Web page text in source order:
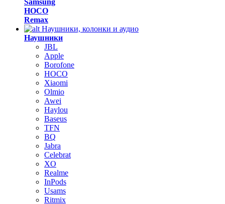
Samsung
HOCO
Remax
Наушники, колонки и аудио
Наушники
JBL
Apple
Borofone
HOCO
Xiaomi
Olmio
Awei
Haylou
Baseus
TFN
BQ
Jabra
Celebrat
XO
Realme
InPods
Usams
Ritmix